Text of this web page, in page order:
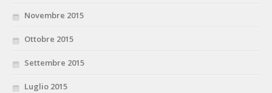
Novembre 2015
Ottobre 2015
Settembre 2015
Luglio 2015